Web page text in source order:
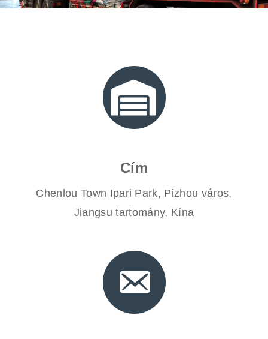
Cím
Chenlou Town Ipari Park, Pizhou város,
Jiangsu tartomány, Kína